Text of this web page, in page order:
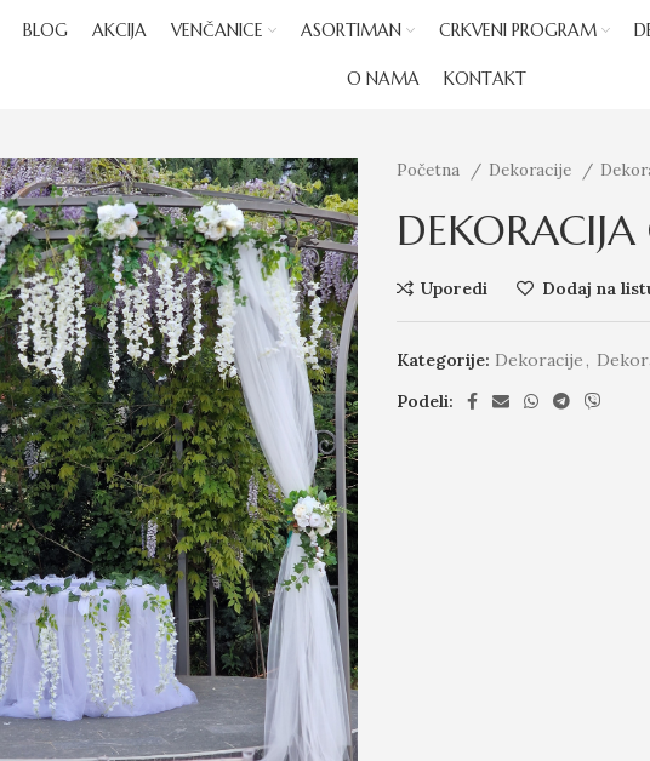
BLOG AKCIJA VENČANICE ASORTIMAN CRKVENI PROGRAM
O NAMA KONTAKT
Početna Dekoracije
Uporedi Dodaj na
Kategorije: Dekoracije,
Podeli: